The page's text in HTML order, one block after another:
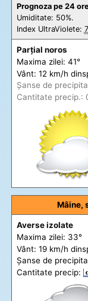
Prognoza pe 24
Umiditate: 50%.
Index UltraViolete:
Parțial noros
Maxima zilei: 41°
Vânt: 12 km/h din
Șanse de precip
Cantitate precip.:
Mâine,
Averse izolate
Maxima zilei: 33°
Vânt: 19 km/h din
Șanse de precip
Cantitate precip: